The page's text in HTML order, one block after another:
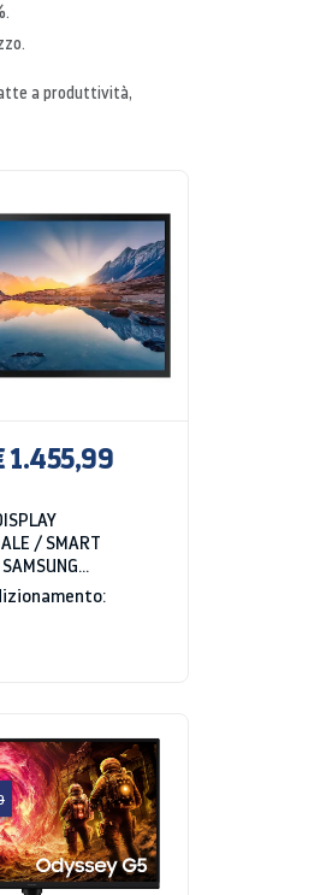
a produttività,
1.455,99
/ SMART
SERIE QMB
HD 8 MS WIFI
USB